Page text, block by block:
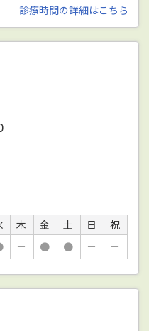
診療時間の詳細はこちら
木 金 土 日
祝
－ ● ● － －